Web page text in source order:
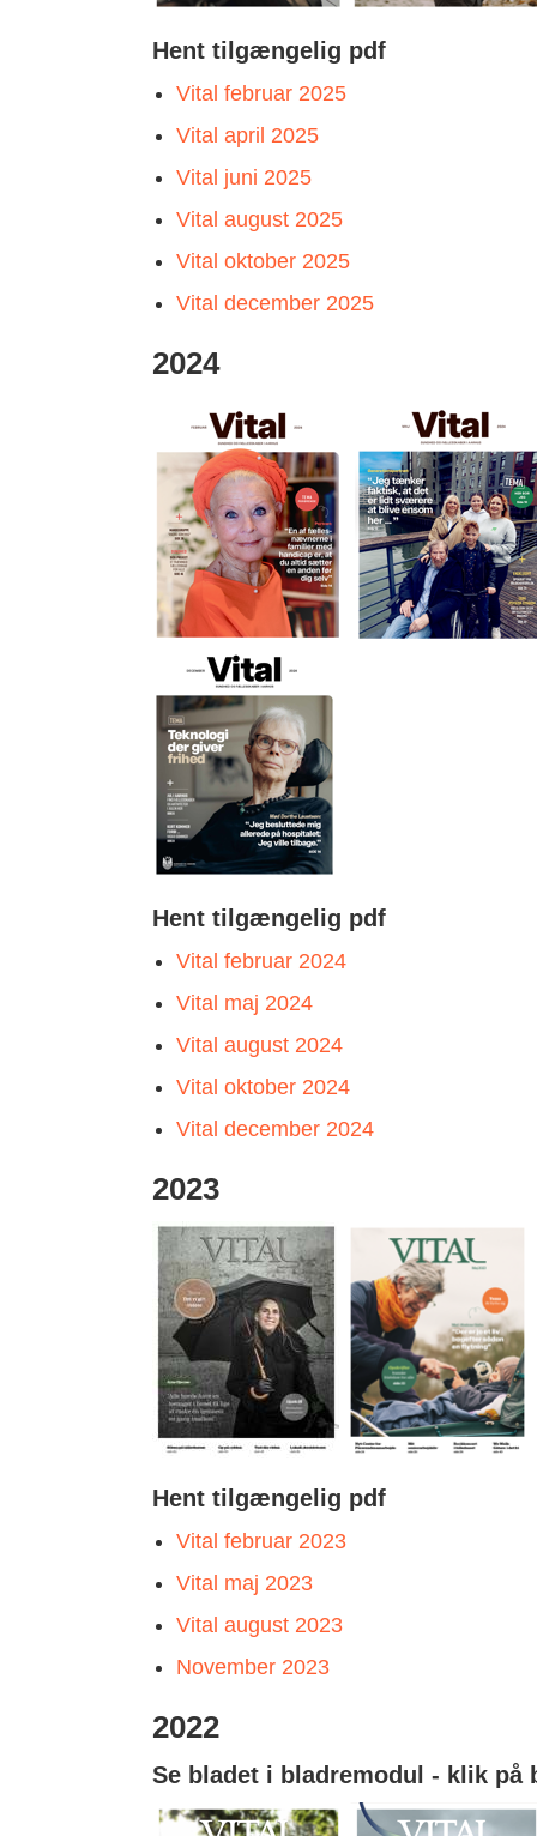
Hent tilgængelig pdf
Vital februar 2025
Vital april 2025
Vital juni 2025
Vital august 2025
Vital oktober 2025
Vital december 2025
2024
Hent tilgængelig pdf
Vital februar 2024
Vital maj 2024
Vital august 2024
Vital oktober 2024
Vital december 2024
2023
Hent tilgængelig pdf
Vital februar 2023
Vital maj 2023
Vital august 2023
November 2023
2022
Se bladet i bladremodul - klik på